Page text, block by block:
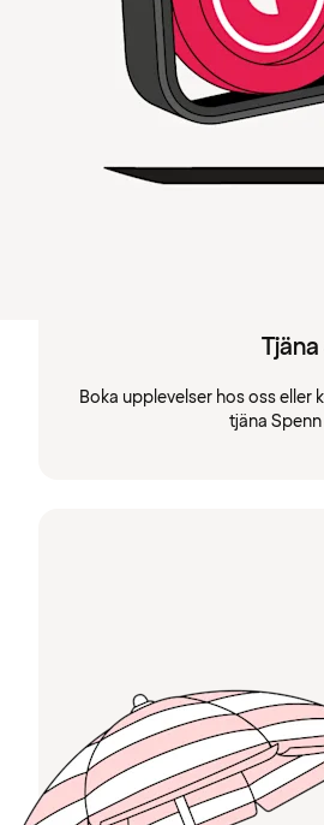
Boka upplevelser hos oss eller
tjäna